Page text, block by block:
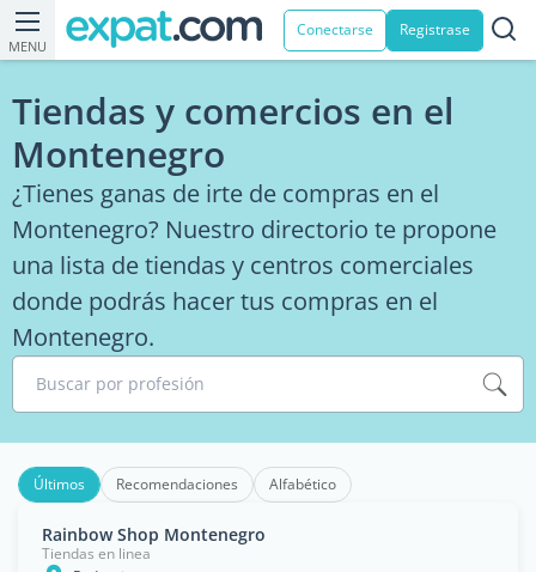
MENU
Conectarse Registrase
Tiendas y comercios en el
Montenegro
¿Tienes ganas de irte de compras en el
Montenegro? Nuestro directorio te propone
una lista de tiendas y centros comerciales
donde podrás hacer tus compras en el
Montenegro.
Buscar por profesión
Últimos Recomendaciones Alfabético
Rainbow Shop Montenegro
Tiendas en linea